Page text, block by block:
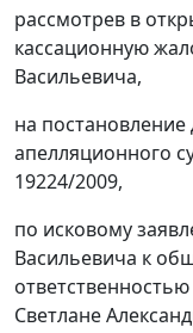
рассмотрев в
кассационную
Васильевича,
на
апелляционного
19224/2009,
по исковому
Васильевича к
Светлане